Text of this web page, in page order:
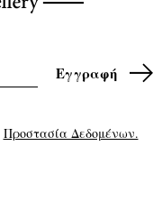
Προστασία Δεδομένων.